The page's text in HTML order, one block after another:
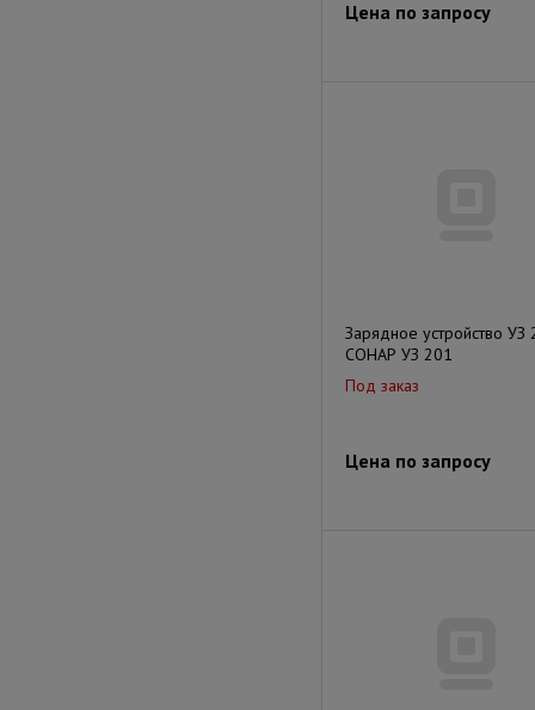
Цена по запросу
Зарядное устройство УЗ
СОНАР УЗ 201
Под заказ
Цена по запросу